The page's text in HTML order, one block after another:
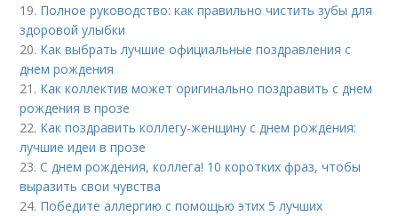
19. Полное руководство: как правильно чистить зубы для
здоровой улыбки
20. Как выбрать лучшие официальные поздравления с
днем рождения
21. Как коллектив может оригинально поздравить с днем
рождения в прозе
22. Как поздравить коллегу-женщину с днем рождения:
лучшие идеи в прозе
23.С днем рождения, коллега! 10 коротких фраз, чтобы
выразить свои чувства
24. Победите аллергию с помощью этих 5 лучших